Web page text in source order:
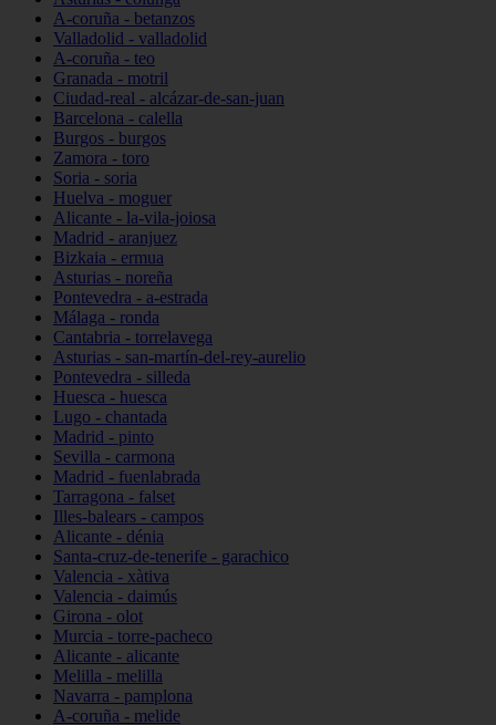
A-coruña - betanzos
Valladolid - valladolid
A-coruña - teo
Granada - motril
Ciudad-real - alcázar-de-san-juan
Barcelona - calella
Burgos - burgos
Zamora - toro
Soria - soria
Huelva - moguer
Alicante - la-vila-joiosa
Madrid - aranjuez
Bizkaia - ermua
Asturias - noreña
Pontevedra - a-estrada
Málaga - ronda
Cantabria - torrelavega
Asturias - san-martín-del-rey-aurelio
Pontevedra - silleda
Huesca - huesca
Lugo - chantada
Madrid - pinto
Sevilla - carmona
Madrid - fuenlabrada
Tarragona - falset
Illes-balears - campos
Alicante - dénia
Santa-cruz-de-tenerife - garachico
Valencia - xàtiva
Valencia - daimús
Girona - olot
Murcia - torre-pacheco
Alicante - alicante
Melilla - melilla
Navarra - pamplona
A-coruña - melide